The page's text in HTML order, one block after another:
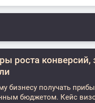
роста конверсий,
бизнесу получать
бюджетом. Кейс